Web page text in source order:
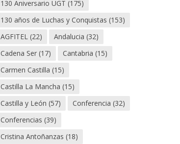
130 Aniversario UGT (175)
130 años de Luchas y Conquistas (153)
AGFITEL (22) Andalucia (32)
Cadena Ser (17) Cantabria (15)
Carmen Castilla (15)
Castilla La Mancha (15)
Castilla y León (57) Conferencia (32)
Conferencias (39)
Cristina Antoñanzas (18)